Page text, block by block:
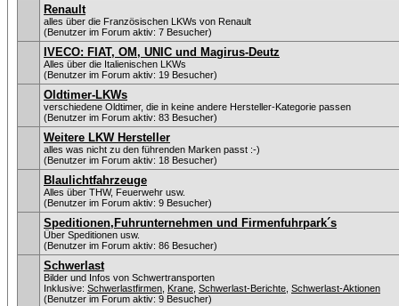
Renault
alles über die Französischen LKWs von Renault
(Benutzer im Forum aktiv: 7 Besucher)
IVECO: FIAT, OM, UNIC und Magirus-Deutz
Alles über die Italienischen LKWs
(Benutzer im Forum aktiv: 19 Besucher)
Oldtimer-LKWs
verschiedene Oldtimer, die in keine andere Hersteller-Kategorie passen
(Benutzer im Forum aktiv: 83 Besucher)
Weitere LKW Hersteller
alles was nicht zu den führenden Marken passt :-)
(Benutzer im Forum aktiv: 18 Besucher)
Blaulichtfahrzeuge
Alles über THW, Feuerwehr usw.
(Benutzer im Forum aktiv: 9 Besucher)
Speditionen,Fuhrunternehmen und Firmenfuhrpark´s
Über Speditionen usw.
(Benutzer im Forum aktiv: 86 Besucher)
Schwerlast
Bilder und Infos von Schwertransporten
Inklusive: Schwerlastfirmen Krane Schwerlast-Berichte Schwerlast-Aktionen
(Benutzer im Forum aktiv: 9 Besucher)